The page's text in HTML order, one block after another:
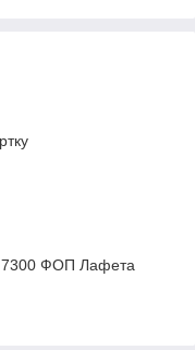
7300 ФОП Лафета